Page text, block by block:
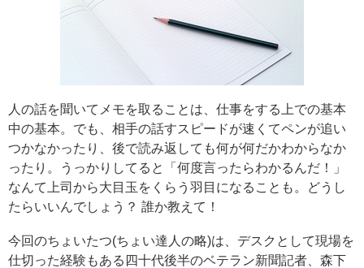
人の話を聞いてメモを取ることは、仕事をする上での基本
中の基本。でも、相手の話すスピードが速くてペンが追い
つかなかったり、後で読み返しても何が何だかわからなか
ったり。うっかりしてると「何度言ったらわかるんだ！」
なんて上司から大目玉をくらう羽目になることも。どうし
たらいいんでしょう？ 誰か教えて！
今回のちょいたつ(ちょい達人の略)は、デスクとして現場を
仕切った経験もある四十代後半のベテラン新聞記者、森下